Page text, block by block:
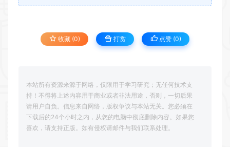
收藏 (0) 打赏 点赞 (0)
本站所有资源来源于网络，仅限用于学习研究；无任何技术支
持！不得将上述内容用于商业或者非法用途，否则，一切后果
请用户自负。信息来自网络，版权争议与本站无关。您必须在
下载后的24个小时之内，从您的电脑中彻底删除内容。如果您
喜欢，请支持正版。如有侵权请邮件与我们联系处理。